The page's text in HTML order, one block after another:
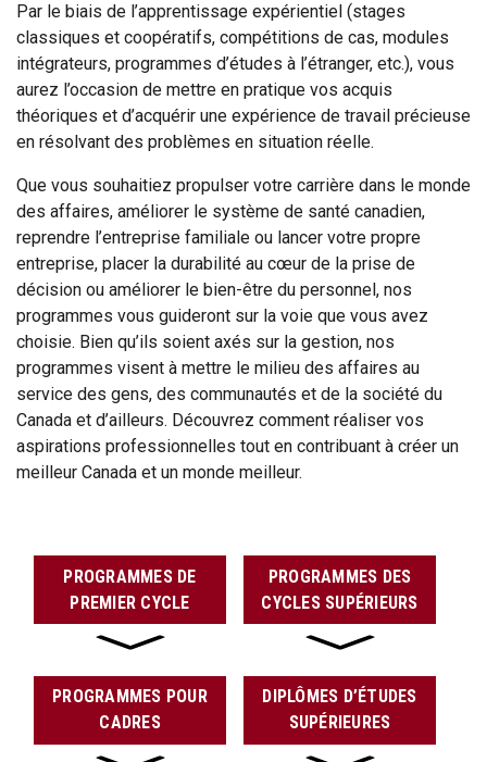
Par le biais de l’apprentissage expérientiel (stages
classiques et coopératifs, compétitions de cas, modules
intégrateurs, programmes d’études à l’étranger, etc.), vous
aurez l’occasion de mettre en pratique vos acquis
théoriques et d’acquérir une expérience de travail précieuse
en résolvant des problèmes en situation réelle.
Que vous souhaitiez propulser votre carrière dans le monde
des affaires, améliorer le système de santé canadien,
reprendre l’entreprise familiale ou lancer votre propre
entreprise, placer la durabilité au cœur de la prise de
décision ou améliorer le bien-être du personnel, nos
programmes vous guideront sur la voie que vous avez
choisie. Bien qu’ils soient axés sur la gestion, nos
programmes visent à mettre le milieu des affaires au
service des gens, des communautés et de la société du
Canada et d’ailleurs. Découvrez comment réaliser vos
aspirations professionnelles tout en contribuant à créer un
meilleur Canada et un monde meilleur.
PROGRAMMES DE
PREMIER CYCLE
PROGRAMMES DES
CYCLES SUPÉRIEURS
PROGRAMMES POUR
CADRES
DIPLÔMES D’ÉTUDES
SUPÉRIEURES